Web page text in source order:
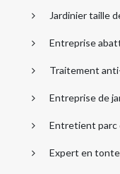
Jardinier taille
Entreprise
Traitement
Entreprise de
Entretient parc
Expert en